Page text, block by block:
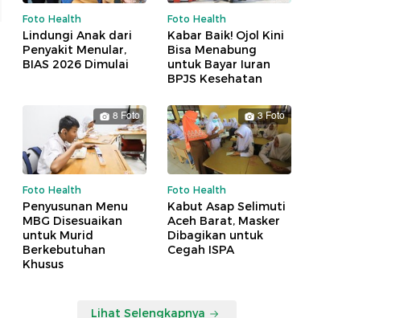
Foto Health
Lindungi Anak dari
Penyakit Menular,
BIAS 2026 Dimulai
Foto Health
Kabar Baik! Ojol Kini
Bisa Menabung
untuk Bayar Iuran
BPJS Kesehatan
8 Foto
Foto Health
Penyusunan Menu
MBG Disesuaikan
untuk Murid
Berkebutuhan
Khusus
3 Foto
Foto Health
Kabut Asap Selimuti
Aceh Barat, Masker
Dibagikan untuk
Cegah ISPA
Lihat Selengkapnya